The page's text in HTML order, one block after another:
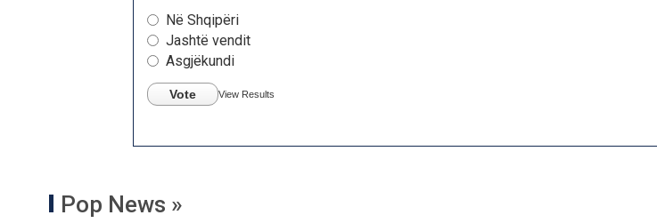
Në Shqipëri
Jashtë vendit
Asgjëkundi
Vote View Results
Pop News »